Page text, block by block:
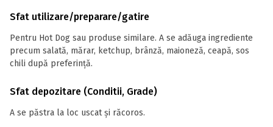
Sfat utilizare/preparare/gatire
Pentru Hot Dog sau produse similare. A se adăuga ingrediente
precum salată, mărar, ketchup, brânză, maioneză, ceapă, sos
chili după preferință.
Sfat depozitare (Conditii, Grade)
A se păstra la loc uscat și răcoros.